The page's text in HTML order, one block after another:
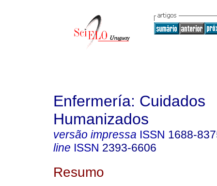
Enfermería: Cuidados
Humanizados
versão impressa ISSN 1688-
line ISSN 2393-6606
Resumo